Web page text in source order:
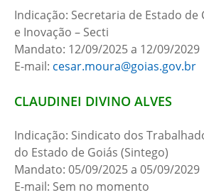
Indicação: Secretaria de Estado de
e Inovação – Secti
Mandato: 12/09/2025 a 12/09/2029
E-mail: cesar.moura@goias.gov.br
CLAUDINEI DIVINO ALVES
Indicação: Sindicato dos
do Estado de Goiás (Sintego)
Mandato: 05/09/2025 a 05/09/2029
E-mail: Sem no momento